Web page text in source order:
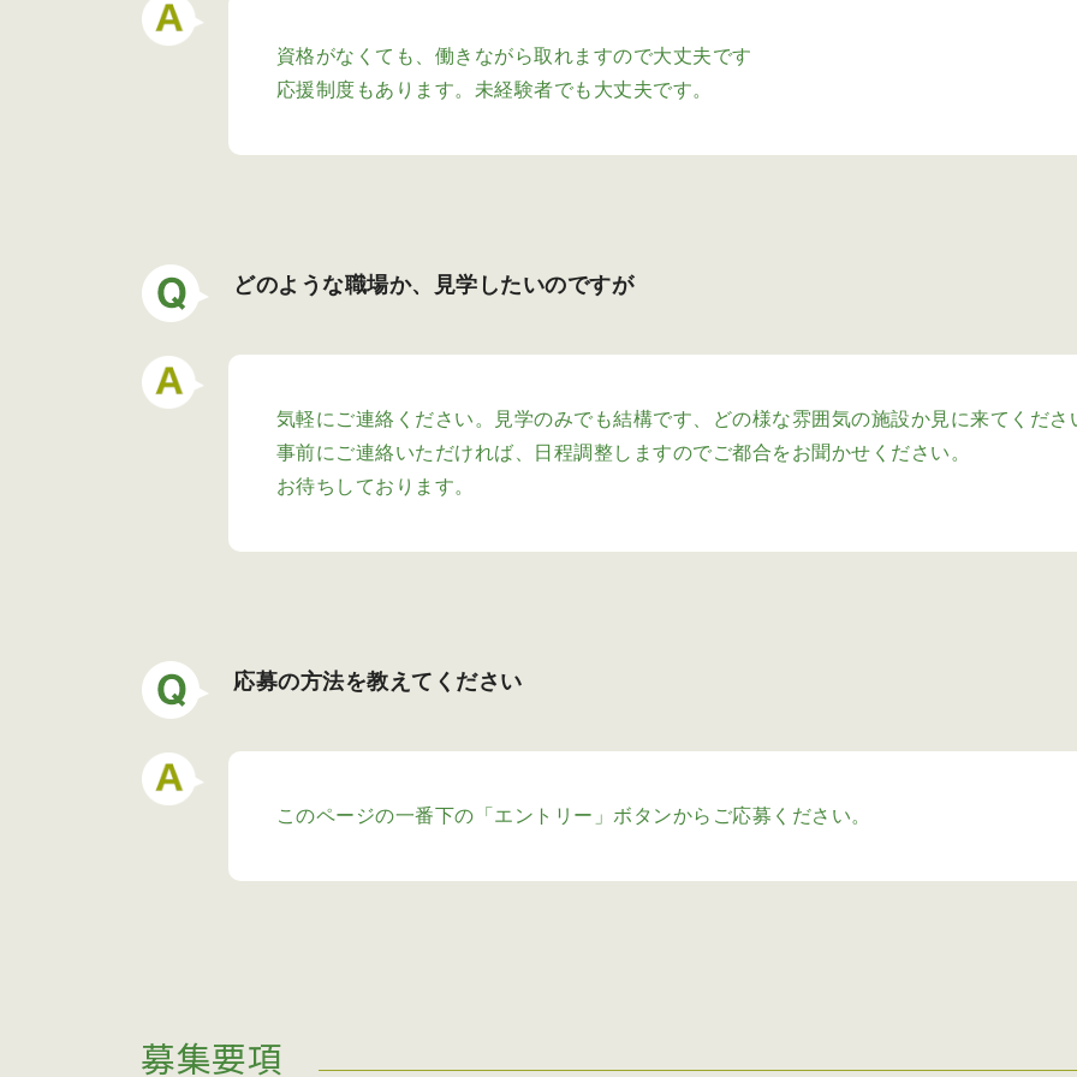
資格がなくても、働きながら取れますので大丈夫です
応援制度もあります。未経験者でも大丈夫です。
どのような職場か、見学したいのですが
気軽にご連絡ください。見学のみでも結構です、どの様な雰囲気の施設か見に来てくださ
事前にご連絡いただければ、日程調整しますのでご都合をお聞かせください。
お待ちしております。
応募の方法を教えてください
このページの一番下の「エントリー」ボタンからご応募ください。
募集要項